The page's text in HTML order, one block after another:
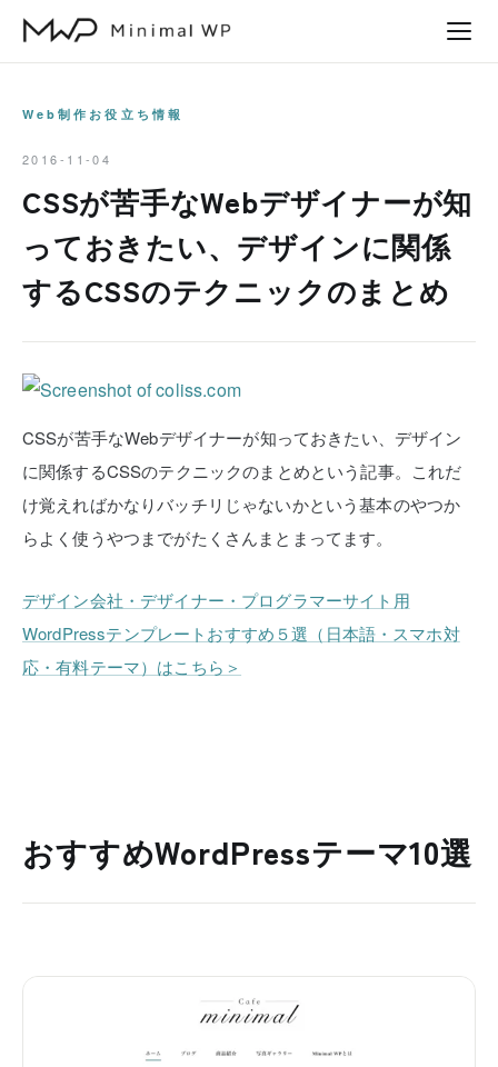
Web制作お役立ち情報
2016-11-04
CSSが苦手なWebデザイナーが知
っておきたい、デザインに関係
するCSSのテクニックのまとめ
CSSが苦手なWebデザイナーが知っておきたい、デザイン
に関係するCSSのテクニックのまとめという記事。これだ
け覚えればかなりバッチリじゃないかという基本のやつか
らよく使うやつまでがたくさんまとまってます。
デザイン会社・デザイナー・プログラマーサイト用
WordPressテンプレートおすすめ５選（日本語・スマホ対
応・有料テーマ）はこちら＞
おすすめWordPressテーマ10選